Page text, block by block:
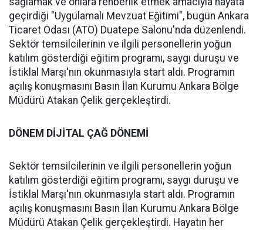
geçirdiği "Uygulamalı Mevzuat Eğitimi", bugün Ankara
Ticaret Odası (ATO) Duatepe Salonu'nda düzenlendi.
Sektör temsilcilerinin ve ilgili personellerin yoğun
katılım gösterdiği eğitim programı, saygı duruşu ve
İstiklal Marşı'nın okunmasıyla start aldı. Programın
açılış konuşmasını Basın İlan Kurumu Ankara Bölge
Müdürü Atakan Çelik gerçekleştirdi.
DÖNEM DİJİTAL ÇAĞ DÖNEMİ
Sektör temsilcilerinin ve ilgili personellerin yoğun
katılım gösterdiği eğitim programı, saygı duruşu ve
İstiklal Marşı'nın okunmasıyla start aldı. Programın
açılış konuşmasını Basın İlan Kurumu Ankara Bölge
Müdürü Atakan Çelik gerçekleştirdi. Hayatın her